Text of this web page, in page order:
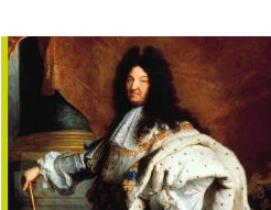
haar passie, talenten en
doorzettingsvermogen. Wanneer
maakte u kennis met Henriëtte
Roland Holst? ‘Haar literaire werk
ken ik...